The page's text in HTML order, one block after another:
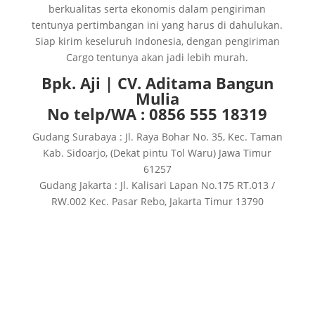
berkualitas serta ekonomis dalam pengiriman
tentunya pertimbangan ini yang harus di dahulukan.
Siap kirim keseluruh Indonesia, dengan pengiriman
Cargo tentunya akan jadi lebih murah.
Bpk. Aji | CV. Aditama Bangun
Mulia
No telp/WA : 0856 555 18319
Gudang Surabaya : Jl. Raya Bohar No. 35, Kec. Taman
Kab. Sidoarjo, (Dekat pintu Tol Waru) Jawa Timur
61257
Gudang Jakarta : Jl. Kalisari Lapan No.175 RT.013 /
RW.002 Kec. Pasar Rebo, Jakarta Timur 13790